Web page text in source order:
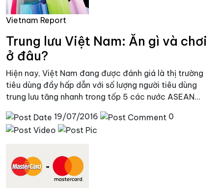
Vietnam Report
Trung lưu Việt Nam: Ăn gì và chơi
ở đâu?
Hiện nay, Việt Nam đang được đánh giá là thị trường
tiêu dùng đầy hấp dẫn với số lượng người tiêu dùng
trung lưu tăng nhanh trong tốp 5 các nước ASEAN...
19/07/2016
0